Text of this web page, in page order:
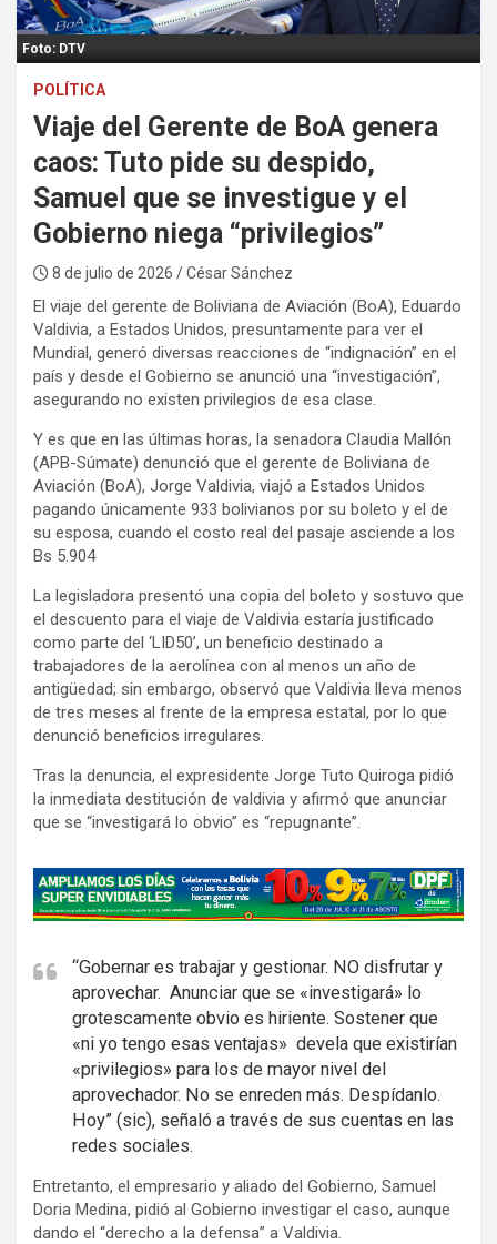
Foto: DTV
POLÍTICA
Viaje del Gerente de BoA genera
caos: Tuto pide su despido,
Samuel que se investigue y el
Gobierno niega “privilegios”
8 de julio de 2026 / César Sánchez
El viaje del gerente de Boliviana de Aviación (BoA), Eduardo
Valdivia, a Estados Unidos, presuntamente para ver el
Mundial, generó diversas reacciones de “indignación” en el
país y desde el Gobierno se anunció una “investigación”,
asegurando no existen privilegios de esa clase.
Y es que en las últimas horas, la senadora Claudia Mallón
(APB-Súmate) denunció que el gerente de Boliviana de
Aviación (BoA), Jorge Valdivia, viajó a Estados Unidos
pagando únicamente 933 bolivianos por su boleto y el de
su esposa, cuando el costo real del pasaje asciende a los
Bs 5.904
La legisladora presentó una copia del boleto y sostuvo que
el descuento para el viaje de Valdivia estaría justificado
como parte del ‘LID50’, un beneficio destinado a
trabajadores de la aerolínea con al menos un año de
antigüedad; sin embargo, observó que Valdivia lleva menos
de tres meses al frente de la empresa estatal, por lo que
denunció beneficios irregulares.
Tras la denuncia, el expresidente Jorge Tuto Quiroga pidió
la inmediata destitución de valdivia y afirmó que anunciar
que se “investigará lo obvio” es “repugnante”.
A
d
e
n
t
“Gobernar es trabajar y gestionar. NO disfrutar y
aprovechar. Anunciar que se «investigará» lo
grotescamente obvio es hiriente. Sostener que
«ni yo tengo esas ventajas» devela que existirían
«privilegios» para los de mayor nivel del
aprovechador. No se enreden más. Despídanlo.
Hoy” (sic), señaló a través de sus cuentas en las
redes sociales.
Entretanto, el empresario y aliado del Gobierno, Samuel
Doria Medina, pidió al Gobierno investigar el caso, aunque
dando el “derecho a la defensa” a Valdivia.